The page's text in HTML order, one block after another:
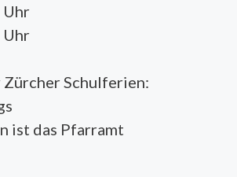
Schulferien:
ist das Pfarramt